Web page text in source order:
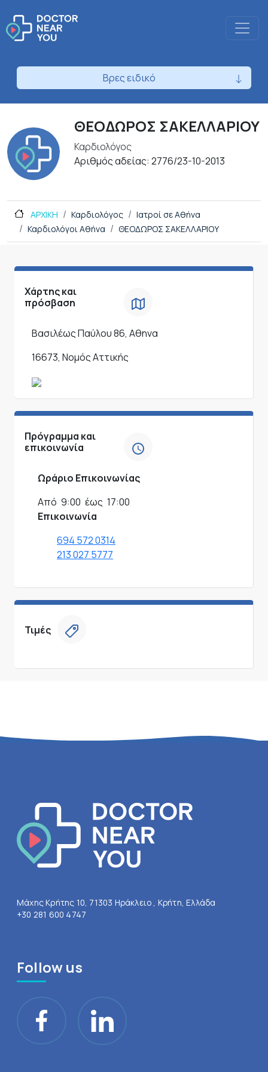
Βρες ειδικό
ΘΕΟΔΩΡΟΣ ΣΑΚΕΛΛΑΡΙΟΥ
Καρδιολόγος
Αριθμός αδείας: 2776/23-10-2013
ΑΡΧΙΚΗ Καρδιολόγος
Ιατροί σε Αθήνα
Καρδιολόγοι Αθήνα
ΘΕΟΔΩΡΟΣ ΣΑΚΕΛΛΑΡΙΟΥ
Χάρτης και
πρόσβαση
Βασιλέως Παύλου 86, Αθηνα
16673, Νομός Αττικής
Πρόγραμμα και
επικοινωνία
Ωράριο Επικοινωνίας
Από 9:00 έως 17:00
Επικοινωνία
694 572 0314
213 027 5777
Τιμές
Μάχης Κρήτης 10, 71303 Ηράκλειο , Κρήτη, Ελλάδα
+30 281 600 4747
Follow us